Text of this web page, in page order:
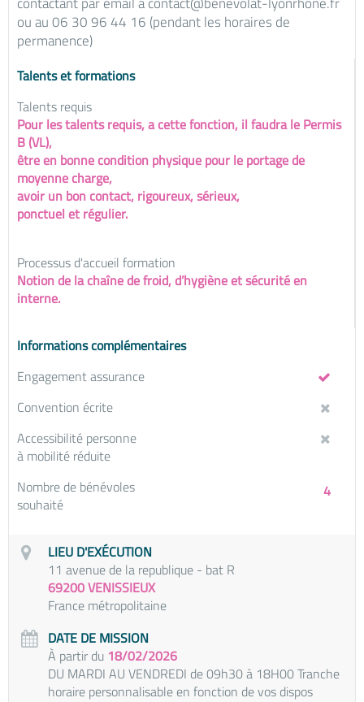
ou au 06 30 96 44 16 (pendant les horaires de
permanence)
Talents et formations
Talents requis
Pour les talents requis, a cette fonction, il faudra le Permis
B (VL),
être en bonne condition physique pour le portage de
moyenne charge,
avoir un bon contact, rigoureux, sérieux,
ponctuel et régulier.
Processus d'accueil formation
Notion de la chaîne de froid, d’hygiène et sécurité en
interne.
Informations complémentaires
Engagement assurance
Convention écrite
Accessibilité personne
à mobilité réduite
4
Nombre de bénévoles
souhaité
LIEU D'EXÉCUTION
11 avenue de la republique - bat R
69200 VENISSIEUX
France métropolitaine
DATE DE MISSION
À partir du 18/02/2026
DU MARDI AU VENDREDI de 09h30 à 18H00 Tranche
horaire personnalisable en fonction de vos dispos